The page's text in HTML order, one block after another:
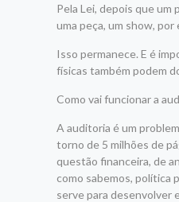
Pela Lei, depois que
uma peça, um show,
Isso permanece. E é
físicas também podem
Como vai funcionar a
A auditoria é um
torno de 5 milhões de
questão financeira, de
como sabemos, política
serve para desenvolver